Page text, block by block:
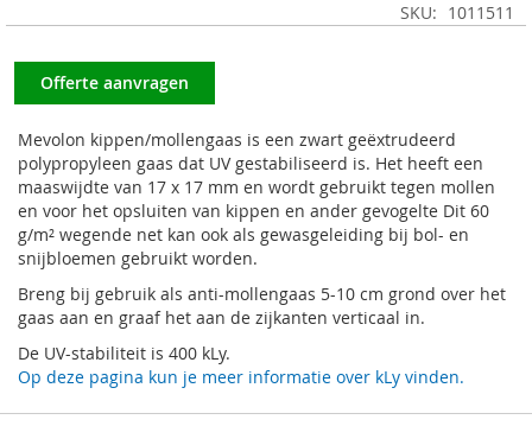
afbeeldingen-
gallerij
SKU 1011511
Offerte aanvragen
Mevolon kippen/mollengaas is een zwart geëxtrudeerd
polypropyleen gaas dat UV gestabiliseerd is. Het heeft een
maaswijdte van 17 x 17 mm en wordt gebruikt tegen mollen
en voor het opsluiten van kippen en ander gevogelte Dit 60
g/m² wegende net kan ook als gewasgeleiding bij bol- en
snijbloemen gebruikt worden.
Breng bij gebruik als anti-mollengaas 5-10 cm grond over het
gaas aan en graaf het aan de zijkanten verticaal in.
De UV-stabiliteit is 400 kLy.
Op deze pagina kun je meer informatie over kLy vinden.